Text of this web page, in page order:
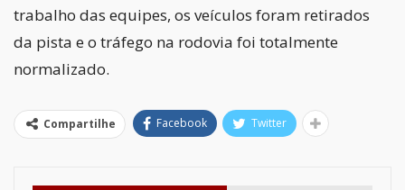
trabalho das equipes, os veículos foram retirados
da pista e o tráfego na rodovia foi totalmente
normalizado.
Compartilhe Facebook Twitter